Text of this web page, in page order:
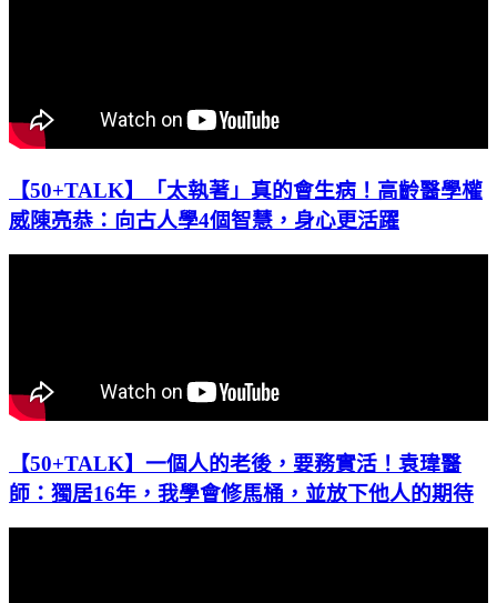
【50+TALK】「太執著」真的會生病！高齡醫學權
威陳亮恭：向古人學4個智慧，身心更活躍
【50+TALK】一個人的老後，要務實活！袁瑋醫
師：獨居16年，我學會修馬桶，並放下他人的期待